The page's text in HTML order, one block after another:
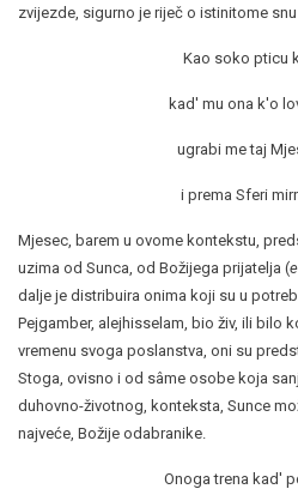
zvijezde, sigurno je riječ o istinitome
Kao soko pticu
kad' mu ona k'o
ugrabi me taj
i prema Sferi
Mjesec, barem u ovome kontekstu,
uzima od Sunca, od Božijega prijatelja (
dalje je distribuira onima koji su u
Pejgamber, alejhisselam, bio živ, ili bilo
vremenu svoga poslanstva, oni su
Stoga, ovisno i od sâme osobe koja
duhovno-životnog, konteksta, Sunce
najveće, Božije odabranike.
Onoga trena kad'